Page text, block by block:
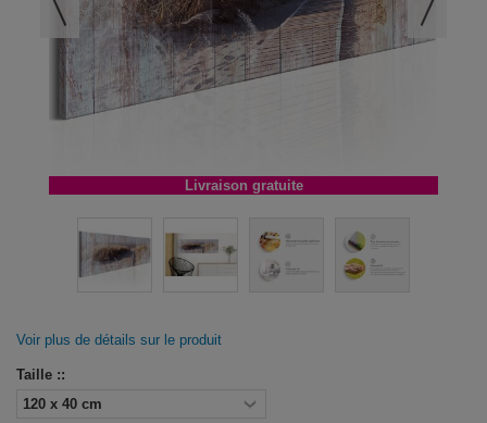
Livraison gratuite
Voir plus de détails sur le produit
Taille ::